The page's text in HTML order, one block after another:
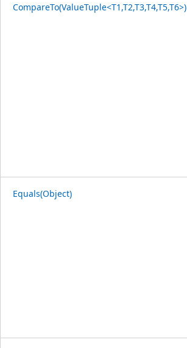
CompareTo(ValueTuple<T1,T2,T3,T4,T5,T6>)
Equals(Object)